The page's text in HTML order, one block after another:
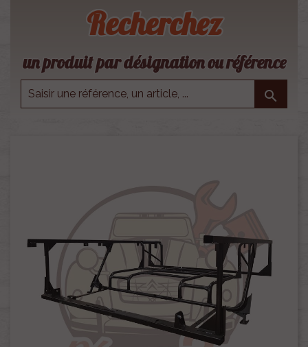
Recherchez
un produit par désignation ou référence
